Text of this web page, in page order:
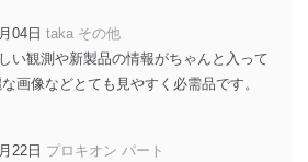
取り扱う機器等のオペレーティング
新の状態に保持しています。
取り扱う機器等にセキュリティ対策
等を導入し、自動更新 機能等の活用
を最新状態としています。
用に伴う漏洩等の防止
り個人データの含まれるファイルを
04日 taka その他
い観測や新製品の情報がちゃんと入って
画像などとても見やすく必需品です。
22日 プロキオン パート